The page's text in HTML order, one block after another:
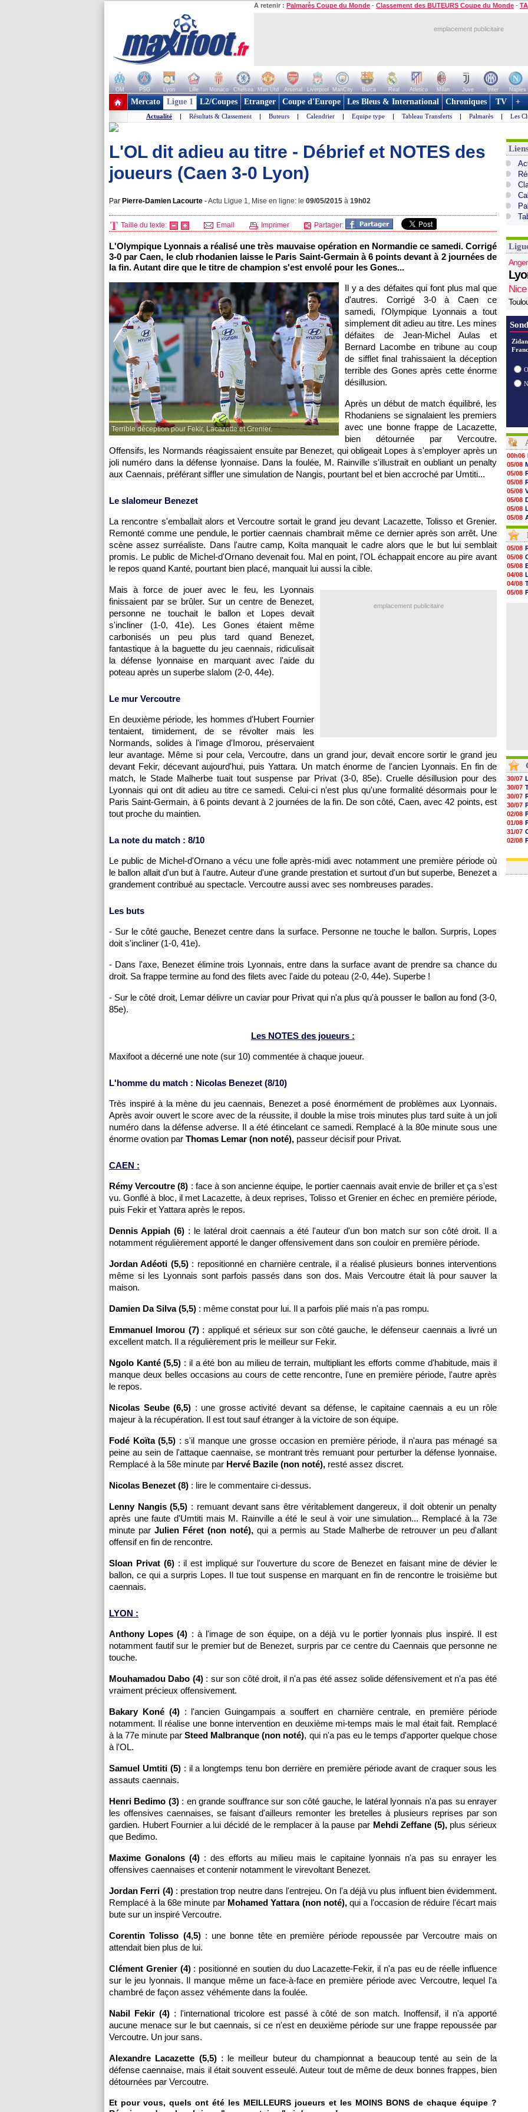
A retenir : Palmarès Coupe du Monde - Classement des BUTEURS Coupe du Monde -
emplacement publicitaire
OM PSG Lyon Lille Monaco Chelsea Man Utd Arsenal Liverpool ManCity Barca Real Atletico Milan Juve Inter Naples
+ de clubs
Mercato Ligue 1 L2/Coupes Etranger Coupe d'Europe Les Bleus & International Chroniques TV +
Actualité | Résultats & Classement | Buteurs | Calendrier | Equipe type | Tableau Transferts | Palmarès | Les
L'OL dit adieu au titre - Débrief et NOTES des
joueurs (Caen 3-0 Lyon)
Par Pierre-Damien Lacourte -Actu Ligue 1, Mise en ligne: le 09/05/2015 à 19h02
Taille du texte: Email Imprimer Partager:
L'Olympique Lyonnais a réalisé une très mauvaise opération en Normandie ce samedi. Corrigé
3-0 par Caen, le club rhodanien laisse le Paris Saint-Germain à 6 points devant à 2 journées de
la fin. Autant dire que le titre de champion s'est envolé pour les Gones...
Terrible déception pour Fekir, Lacazette et Grenier.
Il y a des défaites qui font plus mal que
d'autres. Corrigé 3-0 à Caen ce
samedi, l'Olympique Lyonnais a tout
simplement dit adieu au titre. Les mines
défaites de Jean-Michel Aulas et
Bernard Lacombe en tribune au coup
de sifflet final trahissaient la déception
terrible des Gones après cette énorme
désillusion.
Après un début de match équilibré, les
Rhodaniens se signalaient les premiers
avec une bonne frappe de Lacazette,
bien détournée par Vercoutre.
Offensifs, les Normands réagissaient ensuite par Benezet, qui obligeait Lopes à s'employer après un
joli numéro dans la défense lyonnaise. Dans la foulée, M. Rainville s'illustrait en oubliant un penalty
aux Caennais, préférant siffler une simulation de Nangis, pourtant bel et bien accroché par Umtiti...
Le slalomeur Benezet
La rencontre s'emballait alors et Vercoutre sortait le grand jeu devant Lacazette, Tolisso et Grenier.
Remonté comme une pendule, le portier caennais chambrait même ce dernier après son arrêt. Une
scène assez surréaliste. Dans l'autre camp, Koïta manquait le cadre alors que le but lui semblait
promis. Le public de Michel-d'Ornano devenait fou. Mal en point, l'OL échappait encore au pire avant
le repos quand Kanté, pourtant bien placé, manquait lui aussi la cible.
emplacement publicitaire
Mais à force de jouer avec le feu, les Lyonnais
finissaient par se brûler. Sur un centre de Benezet,
personne ne touchait le ballon et Lopes devait
s'incliner (1-0, 41e). Les Gones étaient même
carbonisés un peu plus tard quand Benezet,
fantastique à la baguette du jeu caennais, ridiculisait
la défense lyonnaise en marquant avec l'aide du
poteau après un superbe slalom (2-0, 44e).
Le mur Vercoutre
En deuxième période, les hommes d'Hubert Fournier
tentaient, timidement, de se révolter mais les
Normands, solides à l'image d'Imorou, préservaient
leur avantage. Même si pour cela, Vercoutre, dans un grand jour, devait encore sortir le grand jeu
devant Fekir, décevant aujourd'hui, puis Yattara. Un match énorme de l'ancien Lyonnais. En fin de
match, le Stade Malherbe tuait tout suspense par Privat (3-0, 85e). Cruelle désillusion pour des
Lyonnais qui ont dit adieu au titre ce samedi. Celui-ci n'est plus qu'une formalité désormais pour le
Paris Saint-Germain, à 6 points devant à 2 journées de la fin. De son côté, Caen, avec 42 points, est
tout proche du maintien.
La note du match : 8/10
Le public de Michel-d'Ornano a vécu une folle après-midi avec notamment une première période où
le ballon allait d'un but à l'autre. Auteur d'une grande prestation et surtout d'un but superbe, Benezet a
grandement contribué au spectacle. Vercoutre aussi avec ses nombreuses parades.
Les buts
- Sur le côté gauche, Benezet centre dans la surface. Personne ne touche le ballon. Surpris, Lopes
doit s'incliner (1-0, 41e).
- Dans l'axe, Benezet élimine trois Lyonnais, entre dans la surface avant de prendre sa chance du
droit. Sa frappe termine au fond des filets avec l'aide du poteau (2-0, 44e). Superbe !
- Sur le côté droit, Lemar délivre un caviar pour Privat qui n'a plus qu'à pousser le ballon au fond (3-0,
85e).
Les NOTES des joueurs :
Maxifoot a décerné une note (sur 10) commentée à chaque joueur.
L'homme du match : Nicolas Benezet (8/10)
Très inspiré à la mène du jeu caennais, Benezet a posé énormément de problèmes aux Lyonnais.
Après avoir ouvert le score avec de la réussite, il double la mise trois minutes plus tard suite à un joli
numéro dans la défense adverse. Il a été étincelant ce samedi. Remplacé à la 80e minute sous une
énorme ovation par Thomas Lemar (non noté), passeur décisif pour Privat.
CAEN :
Rémy Vercoutre (8) : face à son ancienne équipe, le portier caennais avait envie de briller et ça s'est
vu. Gonflé à bloc, il met Lacazette, à deux reprises, Tolisso et Grenier en échec en première période,
puis Fekir et Yattara après le repos.
Dennis Appiah (6) : le latéral droit caennais a été l'auteur d'un bon match sur son côté droit. Il a
notamment régulièrement apporté le danger offensivement dans son couloir en première période.
Jordan Adéoti (5,5): repositionné en charnière centrale, il a réalisé plusieurs bonnes interventions
même si les Lyonnais sont parfois passés dans son dos. Mais Vercoutre était là pour sauver la
maison.
Damien Da Silva (5,5) : même constat pour lui. Il a parfois plié mais n'a pas rompu.
Emmanuel Imorou (7): appliqué et sérieux sur son côté gauche, le défenseur caennais a livré un
excellent match. Il a régulièrement pris le meilleur sur Fekir.
Ngolo Kanté (5,5) : il a été bon au milieu de terrain, multipliant les efforts comme d'habitude, mais il
manque deux belles occasions au cours de cette rencontre, l'une en première période, l'autre après
le repos.
Nicolas Seube (6,5) : une grosse activité devant sa défense, le capitaine caennais a eu un rôle
majeur à la récupération. Il est tout sauf étranger à la victoire de son équipe.
Fodé Koïta (5,5) : s'il manque une grosse occasion en première période, il n'aura pas ménagé sa
peine au sein de l'attaque caennaise, se montrant très remuant pour perturber la défense lyonnaise.
Remplacé à la 58e minute par Hervé Bazile (non noté), resté assez discret.
Nicolas Benezet (8) : lire le commentaire ci-dessus.
Lenny Nangis (5,5) : remuant devant sans être véritablement dangereux, il doit obtenir un penalty
après une faute d'Umtiti mais M. Rainville a été le seul à voir une simulation... Remplacé à la 73e
minute par Julien Féret (non noté), qui a permis au Stade Malherbe de retrouver un peu d'allant
offensif en fin de rencontre.
Sloan Privat (6): il est impliqué sur l'ouverture du score de Benezet en faisant mine de dévier le
ballon, ce qui a surpris Lopes. Il tue tout suspense en marquant en fin de rencontre le troisième but
caennais.
LYON :
Anthony Lopes (4) : à l'image de son équipe, on a déjà vu le portier lyonnais plus inspiré. Il est
notamment fautif sur le premier but de Benezet, surpris par ce centre du Caennais que personne ne
touche.
Mouhamadou Dabo (4): sur son côté droit, il n'a pas été assez solide défensivement et n'a pas été
vraiment précieux offensivement.
Bakary Koné (4): l'ancien Guingampais a souffert en charnière centrale, en première période
notamment. Il réalise une bonne intervention en deuxième mi-temps mais le mal était fait. Remplacé
à la 77e minute parSteed Malbranque (non noté), qui n'a pas eu le temps d'apporter quelque chose
à l'OL.
Samuel Umtiti (5): il a longtemps tenu bon derrière en première période avant de craquer sous les
assauts caennais.
Henri Bedimo (3): en grande souffrance sur son côté gauche, le latéral lyonnais n'a pas su enrayer
les offensives caennaises, se faisant d'ailleurs remonter les bretelles à plusieurs reprises par son
gardien. Hubert Fournier a lui décidé de le remplacer à la pause par Mehdi Zeffane (5),plus sérieux
que Bedimo.
Maxime Gonalons (4) : des efforts au milieu mais le capitaine lyonnais n'a pas su enrayer les
offensives caennaises et contenir notamment le virevoltant Benezet.
Jordan Ferri (4): prestation trop neutre dans l'entrejeu. On l'a déjà vu plus influent bien évidemment.
Remplacé à la 68e minute par Mohamed Yattara (non noté),qui a l'occasion de réduire l'écart mais
bute sur un inspiré Vercoutre.
Corentin Tolisso (4,5): une bonne tête en première période repoussée par Vercoutre mais on
attendait bien plus de lui.
Clément Grenier (4): positionné en soutien du duo Lacazette-Fekir, il n'a pas eu de réelle influence
sur le jeu lyonnais. Il manque même un face-à-face en première période avec Vercoutre, lequel l'a
chambré de façon assez véhémente dans la foulée.
Nabil Fekir (4): l'international tricolore est passé à côté de son match. Inoffensif, il n'a apporté
aucune menace sur le but caennais, si ce n'est en deuxième période sur une frappe repoussée par
Vercoutre. Un jour sans.
Alexandre Lacazette (5,5): le meilleur buteur du championnat a beaucoup tenté au sein de la
défense caennaise, mais il était souvent esseulé. Auteur tout de même de deux bonnes frappes, bien
détournées par Vercoutre.
Et pour vous, quels ont été les MEILLEURS joueurs et les MOINS BONS de chaque équipe ?
Nice
00h06
05/08
05/08
05/08
05/08
05/08
05/08
05/08
05/08
05/08
05/08
05/08
05/08
05/08
05/08
05/08
05/08
05/08
05/08
05/08
04/08
04/08
05/08
30/07
30/07
30/07
30/07
02/08
01/08
31/07
02/08
01/08